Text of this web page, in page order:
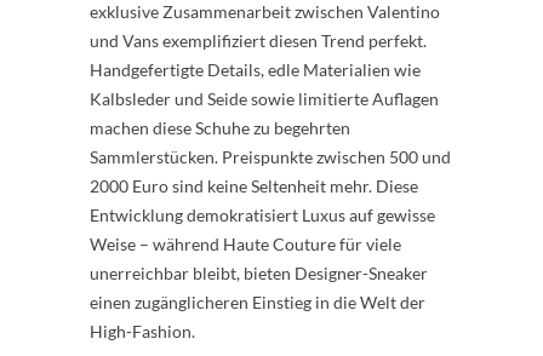
exklusive Zusammenarbeit zwischen Valentino
und Vans exemplifiziert diesen Trend perfekt.
Handgefertigte Details, edle Materialien wie
Kalbsleder und Seide sowie limitierte Auflagen
machen diese Schuhe zu begehrten
Sammlerstücken. Preispunkte zwischen 500 und
2000 Euro sind keine Seltenheit mehr. Diese
Entwicklung demokratisiert Luxus auf gewisse
Weise – während Haute Couture für viele
unerreichbar bleibt, bieten Designer-Sneaker
einen zugänglicheren Einstieg in die Welt der
High-Fashion.